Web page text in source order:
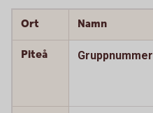
Ort Namn
Piteå Gruppnummer